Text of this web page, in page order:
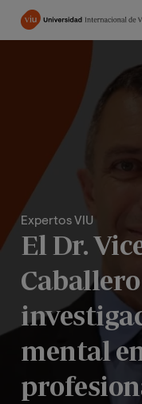
Pasar
Expertos VIU
El Dr.
mental